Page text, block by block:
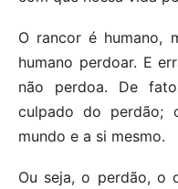
O rancor é humano,
humano perdoar. E
não perdoa. De
culpado do perdão;
mundo e a si mesmo.
Ou seja, o perdão, o